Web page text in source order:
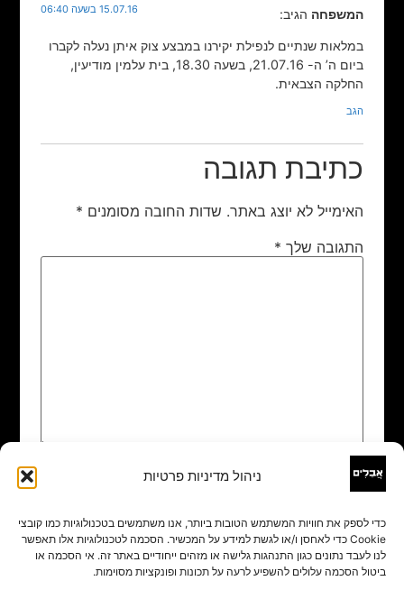
ניהול מדיניות פרטיות
כדי לספק את חוויות המשתמש הטובות ביותר, אנו משתמשים בטכנולוגיות כמו קובצי
Cookie כדי לאחסן ו/או לגשת למידע על המכשיר. הסכמה לטכנולוגיות אלו תאפשר
לנו לעבד נתונים כגון התנהגות גלישה או מזהים ייחודיים באתר זה. אי הסכמה או
ביטול הסכמה עלולים להשפיע לרעה על תכונות ופונקציות מסוימות.
המשפחה הגיב: 15.07.16 בשעה 06:40
במלאות שנתיים לנפילת יקירנו במבצע צוק איתן נעלה לקברו
ביום ה’ ה- 21.07.16, בשעה 18.30, בית עלמין מודיעין,
החלקה הצבאית.
הגב
כתיבת תגובה
האימייל לא יוצג באתר. שדות החובה מסומנים *
התגובה שלך *
שם
אימייל*